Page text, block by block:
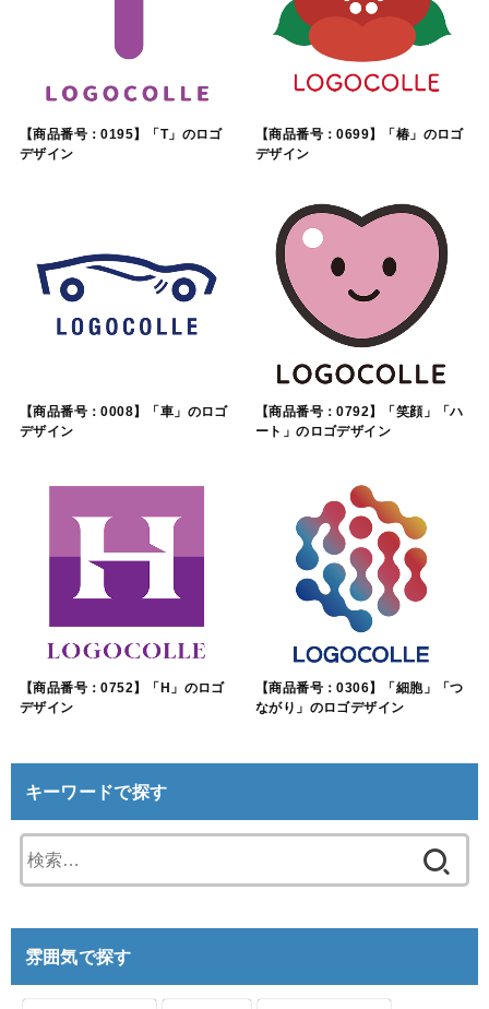
【商品番号：0195】「T」のロゴ
デザイン
【商品番号：0699】「椿」のロゴ
デザイン
【商品番号：0008】「車」のロゴ
デザイン
【商品番号：0792】「笑顔」「ハ
ート」のロゴデザイン
【商品番号：0752】「H」のロゴ
デザイン
【商品番号：0306】「細胞」「つ
ながり」のロゴデザイン
キーワードで探す
索:
雰囲気で探す